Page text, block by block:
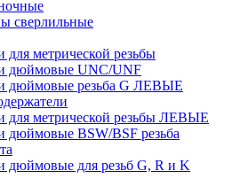
сверлильные
метрической резьбы
дюймовые UNC/UNF
дюймовые резьба G ЛЕВЫЕ
для метрической резьбы ЛЕВЫЕ
дюймовые BSW/BSF резьба
дюймовые для резьб G, R и K